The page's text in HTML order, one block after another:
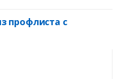
профлиста с